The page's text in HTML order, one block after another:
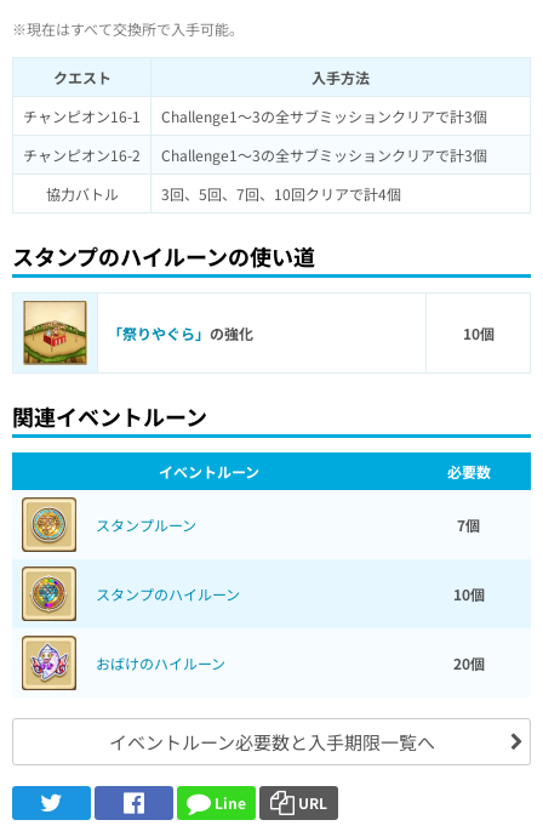
※現在はすべて交換所で入手可能。
クエスト
入手方法
チャンピオン16-1
Challenge1～3の全サブミッションクリアで計3個
チャンピオン16-2
Challenge1～3の全サブミッションクリアで計3個
協力バトル
3回、5回、7回、10回クリアで計4個
スタンプのハイルーンの使い道
「祭りやぐら」 の強化 10個
関連イベントルーン
イベントルーン 必要数
スタンプルーン 7個
スタンプのハイルーン 10個
おばけのハイルーン 20個
イベントルーン必要数と入手期限一覧へ
Line URL